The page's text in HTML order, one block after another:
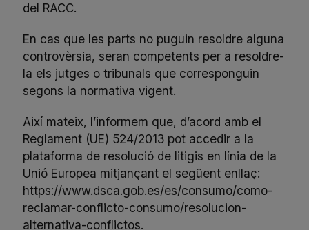
del RACC.
En cas que les parts no puguin resoldre alguna
controvèrsia, seran competents per a resoldre-
la els jutges o tribunals que corresponguin
segons la normativa vigent.
Així mateix, l’informem que, d’acord amb el
Reglament (UE) 524/2013 pot accedir a la
plataforma de resolució de litigis en línia de la
Unió Europea mitjançant el següent enllaç:
https://www.dsca.gob.es/es/consumo/como-
reclamar-conflicto-consumo/resolucion-
alternativa-conflictos.